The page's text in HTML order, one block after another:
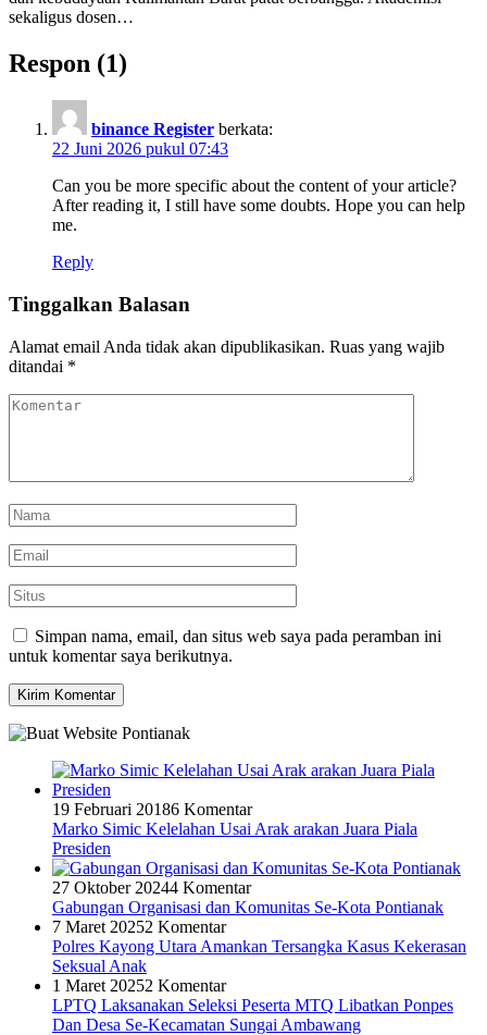
sekaligus dosen…
Respon (1)
binance Register berkata:
22 Juni 2026 pukul 07:43
Can you be more specific about the content of your article?
After reading it, I still have some doubts. Hope you can help
me.
Reply
Tinggalkan Balasan
Alamat email Anda tidak akan dipublikasikan. Ruas yang wajib
ditandai *
Simpan nama, email, dan situs web saya pada peramban ini
untuk komentar saya berikutnya.
19 Februari 20186 Komentar
Marko Simic Kelelahan Usai Arak arakan Juara Piala
Presiden
27 Oktober 20244 Komentar
Gabungan Organisasi dan Komunitas Se-Kota Pontianak
7 Maret 20252 Komentar
Polres Kayong Utara Amankan Tersangka Kasus Kekerasan
Seksual Anak
1 Maret 20252 Komentar
LPTQ Laksanakan Seleksi Peserta MTQ Libatkan Ponpes
Dan Desa Se-Kecamatan Sungai Ambawang